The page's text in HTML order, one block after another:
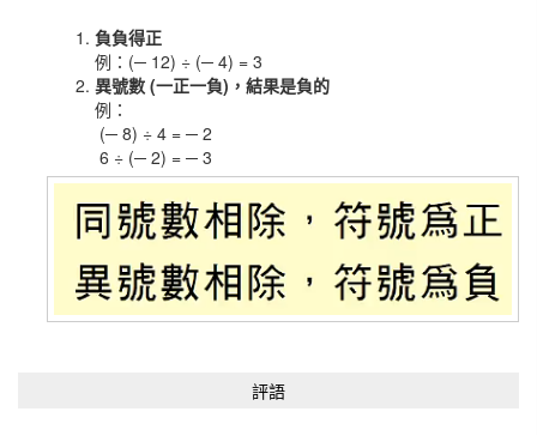
負負得正
例：(─ 12) ÷ (─ 4) = 3
異號數 (一正一負)，結果是負的
例：
(─ 8) ÷ 4 = ─ 2
6 ÷ (─ 2) = ─ 3
評語